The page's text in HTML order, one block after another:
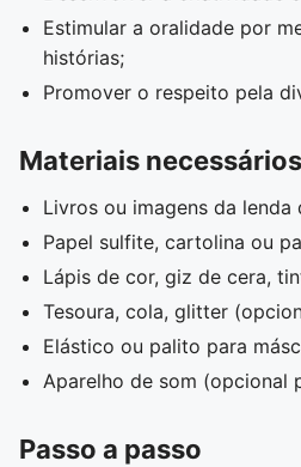
Estimular a oralidade por
histórias;
Promover o respeito pela
Materiais necessários
Livros ou imagens da lenda
Papel sulfite, cartolina ou
Lápis de cor, giz de cera,
Tesoura, cola, glitter
Elástico ou palito para
Aparelho de som (opcional
Passo a passo